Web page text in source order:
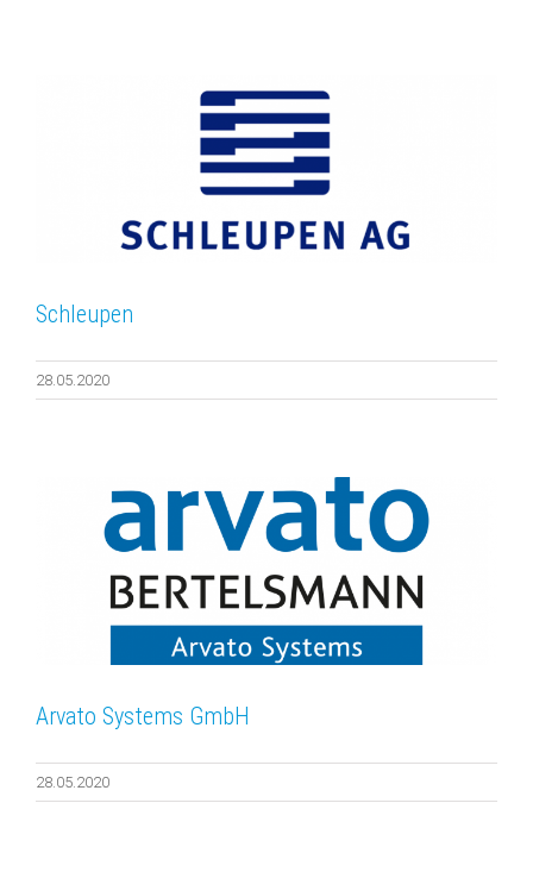
Schleupen
28.05.2020
Arvato Systems GmbH
28.05.2020